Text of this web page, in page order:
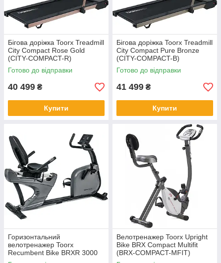
Бігова доріжка Toorx Treadmill
City Compact Rose Gold
(CITY-COMPACT-R)
Готово до відправки
40 499 ₴
Купити
Бігова доріжка Toorx Treadmill
City Compact Pure Bronze
(CITY-COMPACT-B)
Готово до відправки
41 499 ₴
Купити
Горизонтальний
велотренажер Toorx
Recumbent Bike BRXR 3000
(BRX-R3000)
Велотренажер Toorx Upright
Bike BRX Compact Multifit
(BRX-COMPACT-MFIT)